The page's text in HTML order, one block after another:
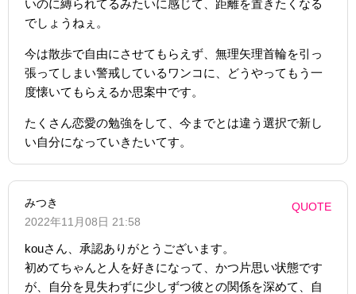
いのに縛られてるみたいに感じて、距離を置きたくなる
でしょうねぇ。
今は散歩で自由にさせてもらえず、無理矢理首輪を引っ
張ってしまい警戒しているワンコに、どうやってもう一
度懐いてもらえるか思案中です。
たくさん恋愛の勉強をして、今までとは違う選択で新し
い自分になっていきたいてす。
みつき
2022年11月08日 21:58
QUOTE
kouさん、承認ありがとうございます。
初めてちゃんと人を好きになって、かつ片思い状態です
が、自分を見失わずに少しずつ彼との関係を深めて、自